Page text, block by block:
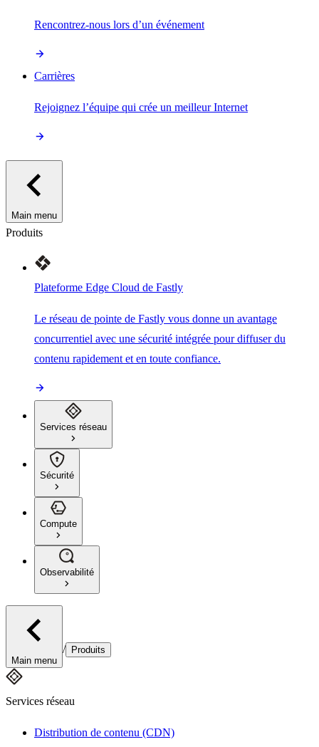
Rencontrez-nous lors d’un événement
Carrières
Rejoignez l’équipe qui crée un meilleur Internet
Main menu
Produits
Plateforme Edge Cloud de Fastly
Le réseau de pointe de Fastly vous donne un avantage
concurrentiel avec une sécurité intégrée pour diffuser du
contenu rapidement et en toute confiance.
Services réseau
Sécurité
Compute
Observabilité
Main menu
/ Produits
Services réseau
Distribution de contenu (CDN)